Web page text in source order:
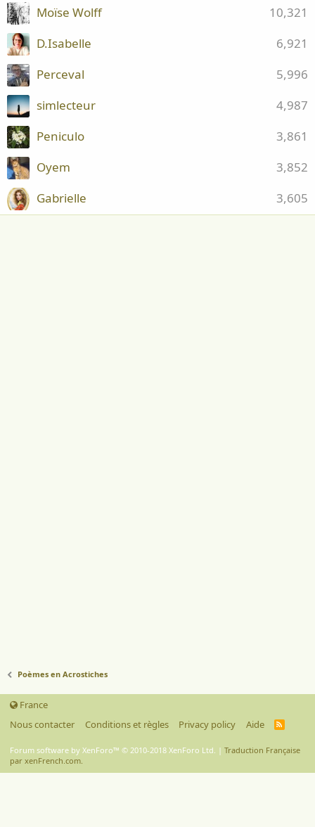
10,321
Moïse Wolff
6,921
D.Isabelle
5,996
Perceval
4,987
simlecteur
3,861
Peniculo
3,852
Oyem
3,605
Gabrielle
Poèmes en Acrostiches
France
Nous contacter
Conditions et règles Privacy policy Aide
R
S
Forum software by XenForo™ © 2010-2018 XenForo Ltd. | Traduction Française
par xenFrench.com.